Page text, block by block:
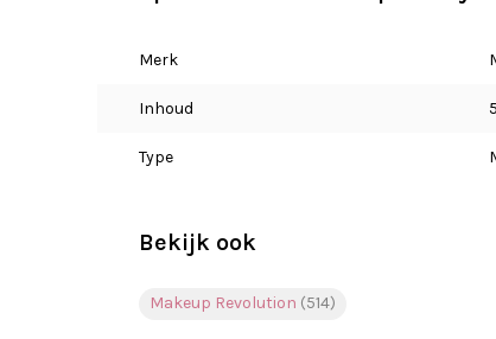
Merk
Inhoud
Type
Bekijk ook
Makeup Revolution (514)